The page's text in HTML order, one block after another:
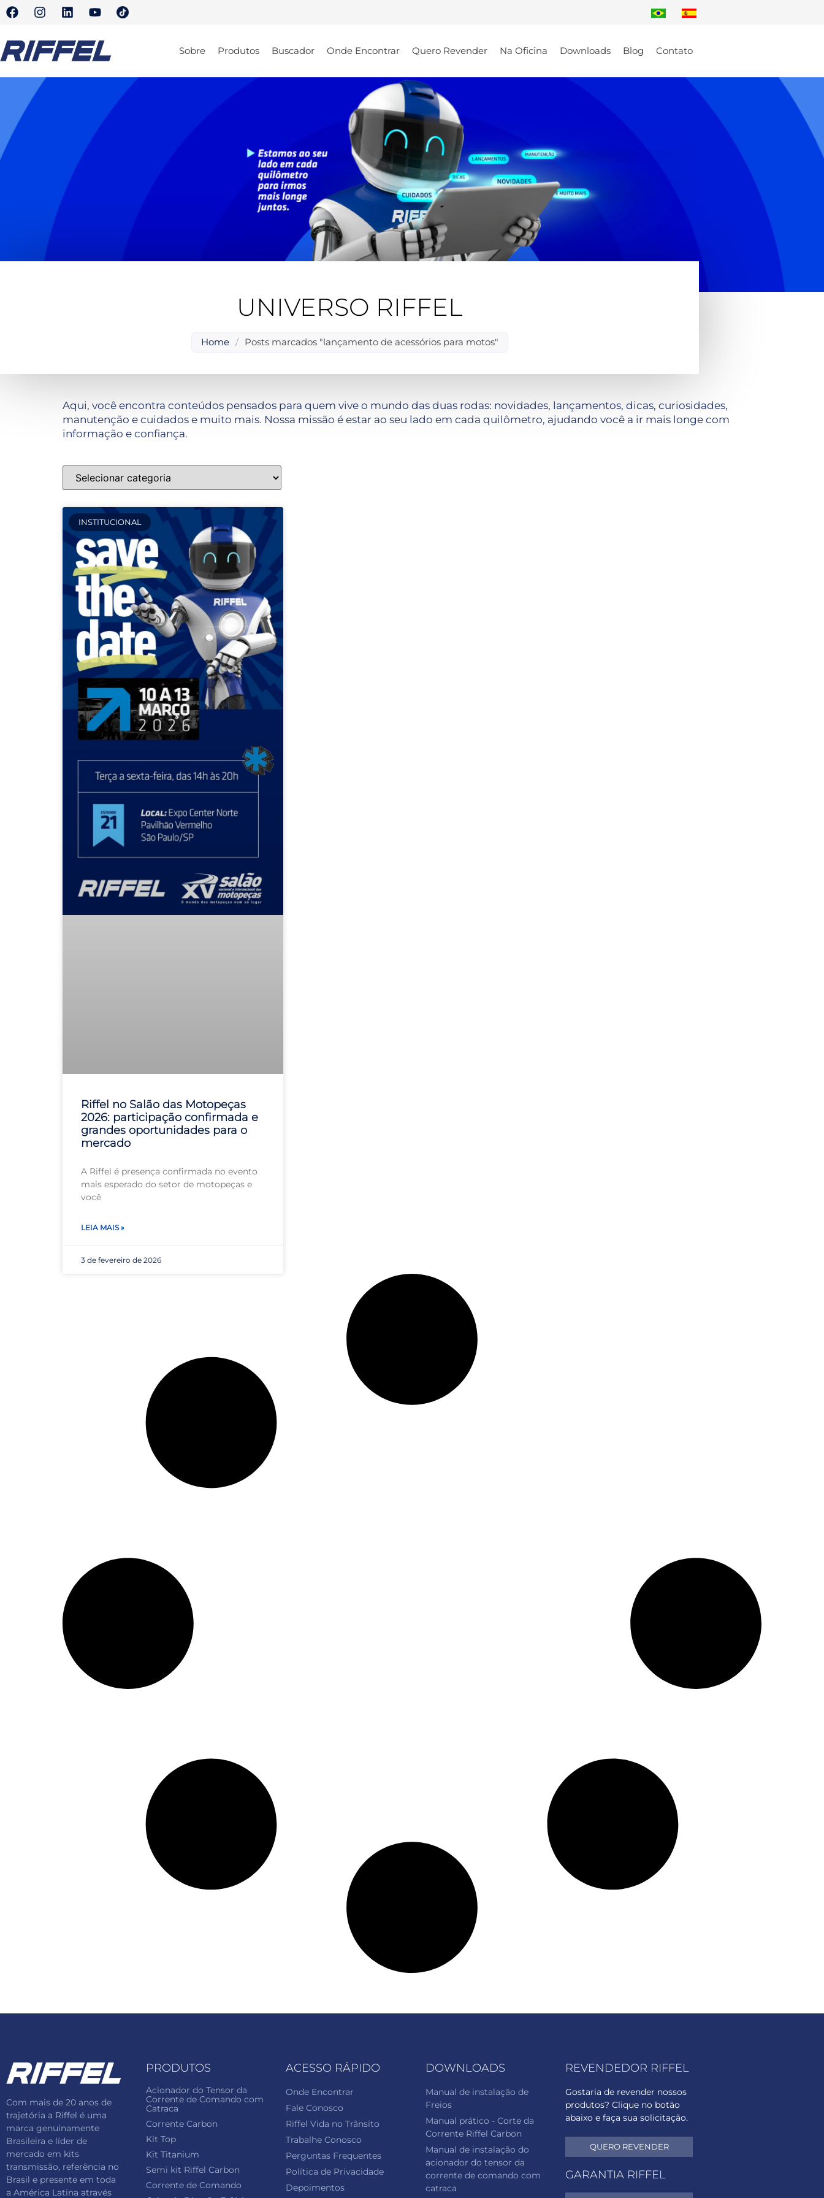
Sobre Produtos Buscador Onde Encontrar Quero Revender Na Oficina Downloads Blog Contato
UNIVERSO RIFFEL
Home / Posts marcados "lançamento de acessórios para motos"
Aqui, você encontra conteúdos pensados para quem vive o mundo das duas rodas: novidades, lançamentos, dicas, curiosidades,
manutenção e cuidados e muito mais. Nossa missão é estar ao seu lado em cada quilômetro, ajudando você a ir mais longe com
informação e confiança.
INSTITUCIONAL
Riffel no Salão das Motopeças
2026: participação confirmada e
grandes oportunidades para o
mercado
A Riffel é presença confirmada no evento
mais esperado do setor de motopeças e
você
LEIA MAIS »
3 de fevereiro de 2026
Com mais de 20 anos de
trajetória a Riffel é uma
marca genuinamente
Brasileira e líder de
mercado em kits
transmissão, referência no
Brasil e presente em toda
a América Latina através
PRODUTOS
Acionador do Tensor da
Corrente de Comando com
Catraca
Corrente Carbon
Kit Top
Kit Titanium
Semi kit Riffel Carbon
Corrente de Comando
ACESSO RÁPIDO
Onde Encontrar
Fale Conosco
Riffel Vida no Trânsito
Trabalhe Conosco
Perguntas Frequentes
Política de Privacidade
Depoimentos
DOWNLOADS
Manual de instalação de
Freios
Manual prático - Corte da
Corrente Riffel Carbon
Manual de instalação do
acionador do tensor da
corrente de comando com
catraca
REVENDEDOR RIFFEL
Gostaria de revender nossos
produtos? Clique no botão
abaixo e faça sua solicitação.
QUERO REVENDER
GARANTIA RIFFEL